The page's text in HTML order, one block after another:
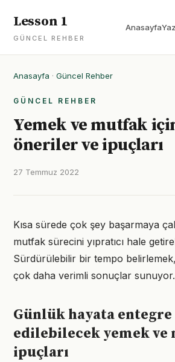
Lesson 1
GÜNCEL REHBER
Anasayfa
Anasayfa · Güncel Rehber
GÜNCEL REHBER
Yemek ve mutfak
öneriler ve ipuçları
27 Temmuz 2022
Kısa sürede çok şey başarmaya
mutfak sürecini yıpratıcı hale
Sürdürülebilir bir tempo
çok daha verimli sonuçlar sunuyor.
Günlük hayata entegre
edilebilecek yemek ve
ipuçları